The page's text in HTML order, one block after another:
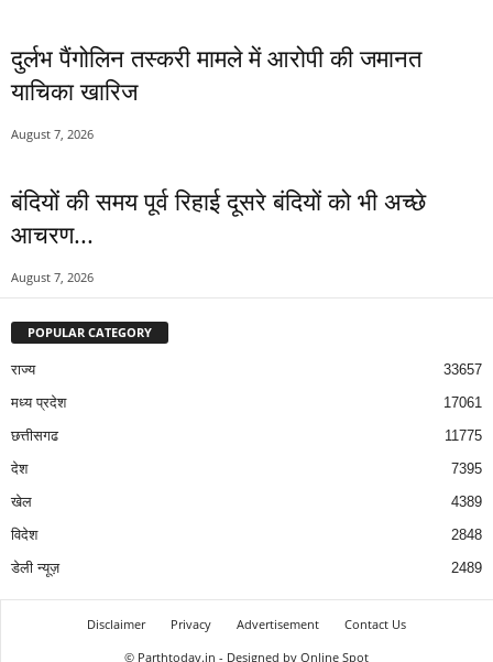
दुर्लभ पैंगोलिन तस्करी मामले में आरोपी की जमानत
याचिका खारिज
August 7, 2026
बंदियों की समय पूर्व रिहाई दूसरे बंदियों को भी अच्छे
आचरण...
August 7, 2026
POPULAR CATEGORY
राज्य
33657
मध्य प्रदेश
17061
छत्तीसगढ
11775
देश
7395
खेल
4389
विदेश
2848
डेली न्यूज़
2489
Disclaimer Privacy Advertisement
Contact Us
© Parthtoday.in - Designed by Online Spot